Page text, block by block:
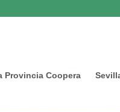
Provincia Coopera